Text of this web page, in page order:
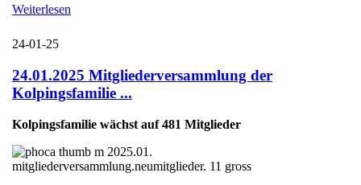
Weiterlesen
24-01-25
24.01.2025 Mitgliederversammlung der
Kolpingsfamilie ...
Kolpingsfamilie wächst auf 481 Mitglieder